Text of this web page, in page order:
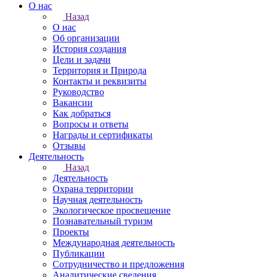
О нас
Назад
О нас
Об организации
История создания
Цели и задачи
Территория и Природа
Контакты и реквизиты
Руководство
Вакансии
Как добраться
Вопросы и ответы
Награды и сертификаты
Отзывы
Деятельность
Назад
Деятельность
Охрана территории
Научная деятельность
Экологическое просвещение
Познавательный туризм
Проекты
Международная деятельность
Публикации
Сотрудничество и предложения
Аналитические сведения